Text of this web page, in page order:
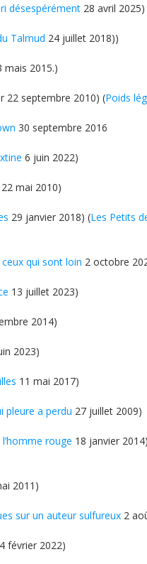
désespérément 28 avril 2025)
Talmud 24 juillet 2018))
mais 2015.)
r 22 septembre 2010) (Poids
30 septembre 2016
6 juin 2022)
22 mai 2010)
29 janvier 2018) (Les Petits
qui sont loin 2 octobre
13 juillet 2023)
2014)
2023)
11 mai 2017)
pleure a perdu 27 juillet 2009)
rouge 18 janvier
2011)
sur un auteur sulfureux 2
février 2022)